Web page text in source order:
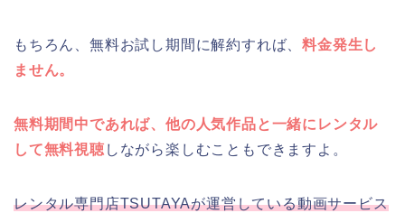
もちろん、無料お試し期間に解約すれば、料金発生し
ません。
無料期間中であれば、他の人気作品と一緒にレンタル
して無料視聴 しながら楽しむこともできますよ。
レンタル専門店TSUTAYAが運営している動画サービス